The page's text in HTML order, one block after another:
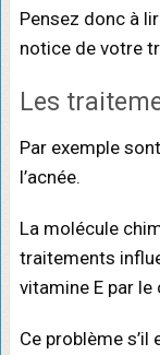
Pensez donc à
notice de votre
Les
Par exemple
l’acnée.
La molécule
traitements
vitamine E par
Ce problème